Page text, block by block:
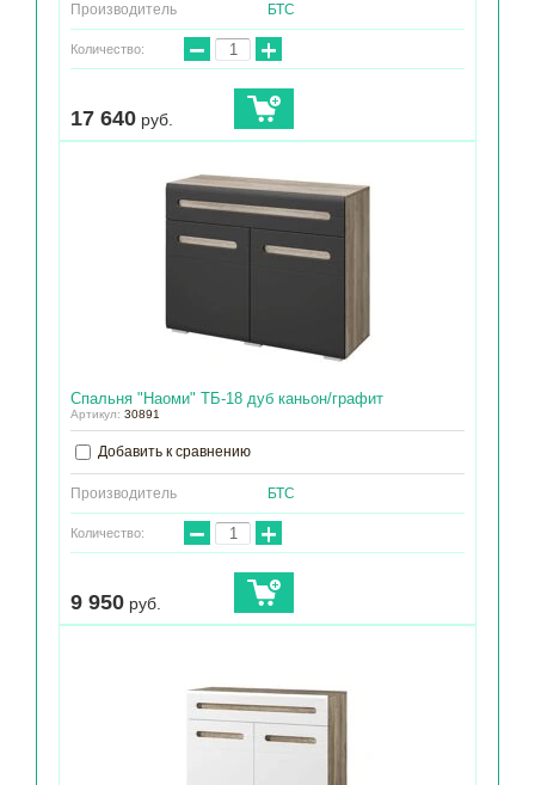
Производитель БТС
Количество: − +
17 640 руб.
Спальня "Наоми" ТБ-18 дуб каньон/графит
Артикул: 30891
Добавить к сравнению
Производитель БТС
Количество: − +
9 950 руб.